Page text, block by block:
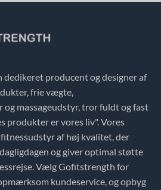
dedikeret producent og designer af
frie vægte,
massageudstyr, tror fuldt og fast
produkter er vores liv". Vores
af høj kvalitet, der
og giver optimal støtte
Vælg Gofitstrength for
kundeservice, og opbyg